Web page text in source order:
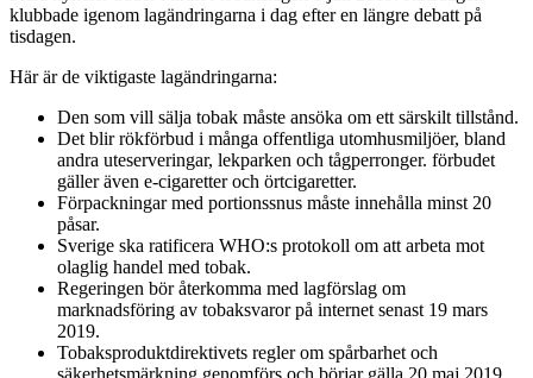
klubbade igenom lagändringarna i dag efter en längre debatt på
tisdagen.
Här är de viktigaste lagändringarna:
Den som vill sälja tobak måste ansöka om ett särskilt tillstånd.
Det blir rökförbud i många offentliga utomhusmiljöer, bland
andra uteserveringar, lekparken och tågperronger. förbudet
gäller även e-cigaretter och örtcigaretter.
Förpackningar med portionssnus måste innehålla minst 20
påsar.
Sverige ska ratificera WHO:s protokoll om att arbeta mot
olaglig handel med tobak.
Regeringen bör återkomma med lagförslag om
marknadsföring av tobaksvaror på internet senast 19 mars
2019.
Tobaksproduktdirektivets regler om spårbarhet och
säkerhetsmärkning genomförs och börjar gälla 20 maj 2019